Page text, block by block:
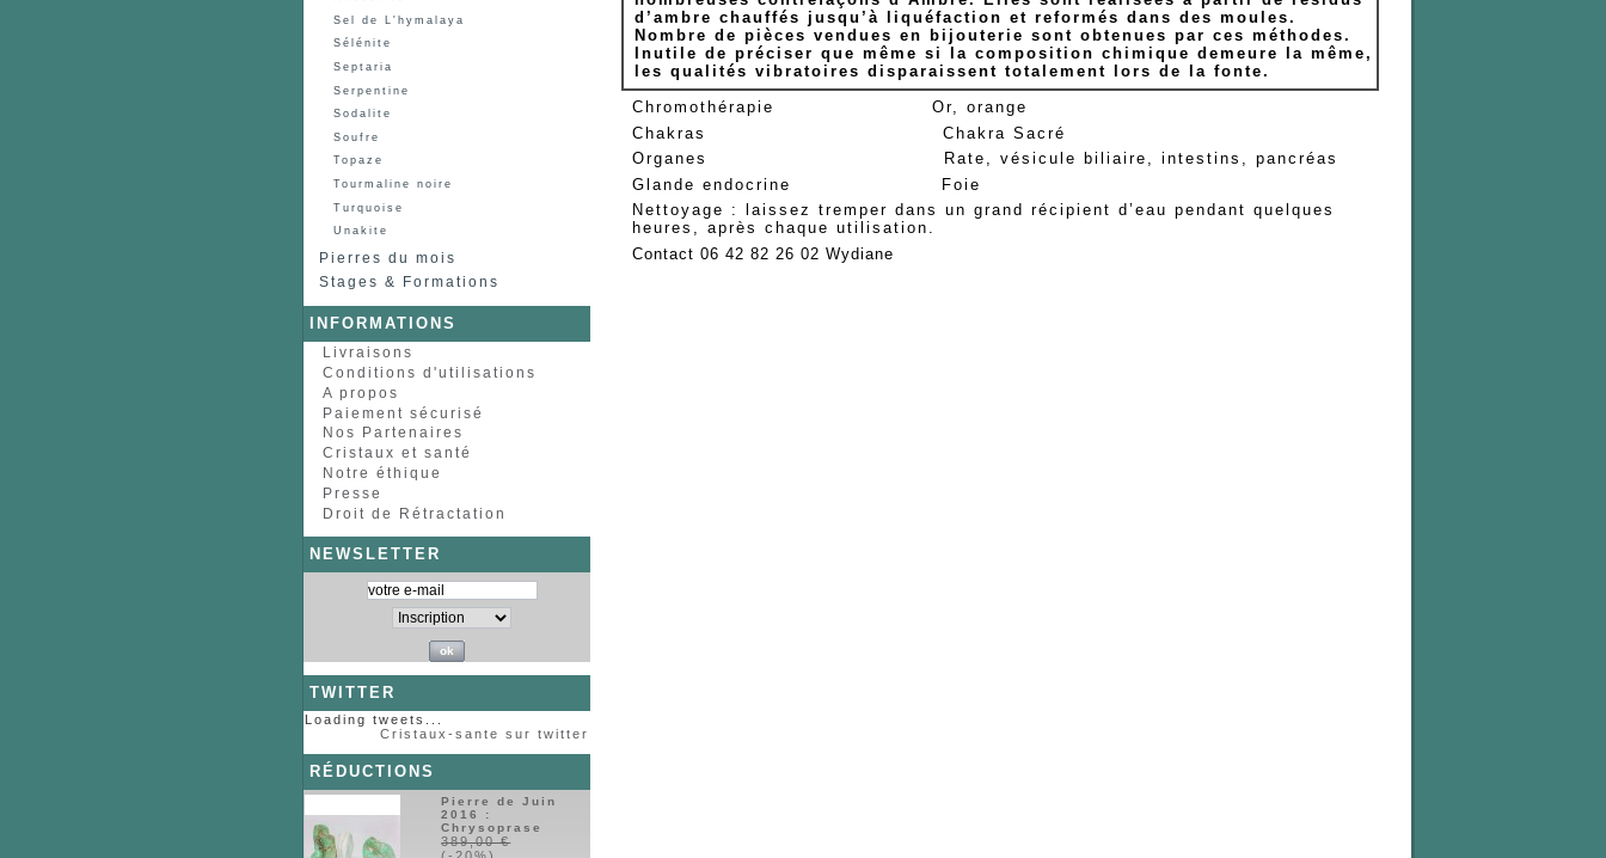
Sel de L'hymalaya
Sélénite
Septaria
Serpentine
Sodalite
Soufre
Topaze
Tourmaline noire
Turquoise
Unakite
Pierres du mois
Stages & Formations
INFORMATIONS
Livraisons
Conditions d'utilisations
A propos
Paiement sécurisé
Nos Partenaires
Cristaux et santé
Notre éthique
Presse
Droit de Rétractation
NEWSLETTER
TWITTER
Loading tweets...
Cristaux-sante sur twitter
RÉDUCTIONS
Pierre de Juin
2016 :
Chrysoprase
389,00 €
(-20%)
d’ambre chauffés jusqu’à liquéfaction et reformés dans des moules.
Nombre de pièces vendues en bijouterie sont obtenues par ces méthodes.
Inutile de préciser que même si la composition chimique demeure la même,
les qualités vibratoires disparaissent totalement lors de la fonte.
Chromothérapie Or, orange
Chakras Chakra Sacré
Organes Rate, vésicule biliaire, intestins, pancréas
Glande endocrine Foie
Nettoyage : laissez tremper dans un grand récipient d’eau pendant quelques
heures, après chaque utilisation.
Contact 06 42 82 26 02 Wydiane